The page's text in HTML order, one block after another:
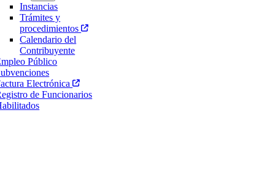
Instancias
Trámites y
procedimientos
Calendario del
Contribuyente
Público
Electrónica
de Funcionarios